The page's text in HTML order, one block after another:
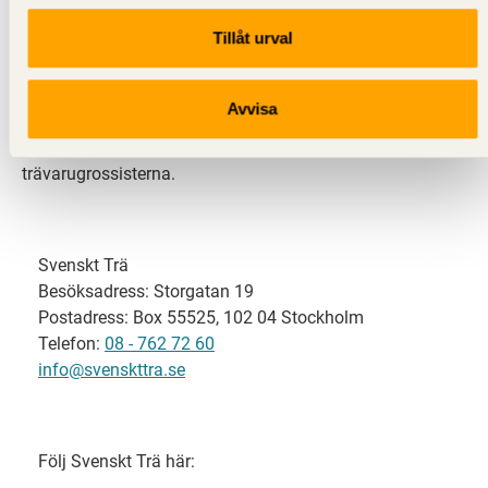
Tillåt urval
Avvisa
Svenskt Trä representerar svensk sågverksindustri
och är en del av branschorganisationen
svensk limträ-, KL-trä- och förpackningsindustri samt
trävarugrossisterna.
Svenskt Trä
Besöksadress: Storgatan 19
Postadress: Box 55525, 102 04 Stockholm
Telefon: 08 - 762 72 60
info@svenskttra.se
Följ Svenskt Trä här: